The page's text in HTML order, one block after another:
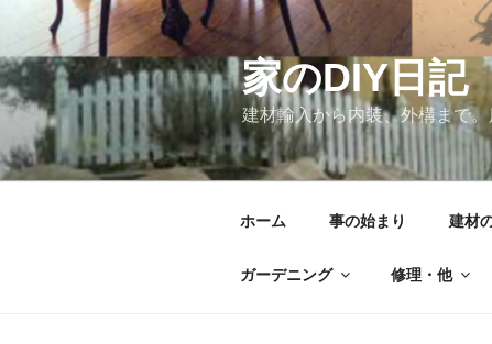
テ
ン
ツ
へ
ス
家のDIY日記
建材輸入から内装、外構まで
ホーム 事の始まり 建材
ガーデニング 修理・他